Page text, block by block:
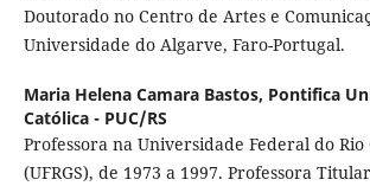
Doutorado no Centro de Artes e
Universidade do Algarve, Faro-Portugal.
Maria Helena Camara Bastos, Pontifica
Católica - PUC/RS
Professora na Universidade Federal do Rio
(UFRGS), de 1973 a 1997. Professora